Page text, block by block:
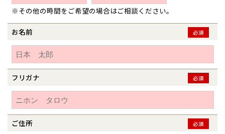
※その他の時間をご希望の場合はご相談ください。
お名前 必須
フリガナ 必須
ご住所 必須
道南
道東
岩手
山形
宮城
福島
山梨
長野
富山
石川
福井
東京
神奈川
埼玉
千葉
茨城
東海
愛知
岐阜
静岡
三重
近畿
大阪
京都
兵庫
中国・四国
岡山
香川
九州
福岡
分譲マンション
道南
函館
室蘭
道東
帯広
岩手県
盛岡
北上
山形県
宮城県
福島県
福島
会津
山梨県
甲府
長野県
富山県
富山
石川県
福井県
東京都
世田谷
八王子
神奈川県
湘南
埼玉県
千葉県
千葉
東海
愛知県
岐阜県
岐阜
静岡県
浜松
三重県
四日市
近畿
大阪府
京都府
兵庫県
奈良県
奈良
中国・四国
岡山県
香川県
愛媛県
九州
福岡県
佐賀県